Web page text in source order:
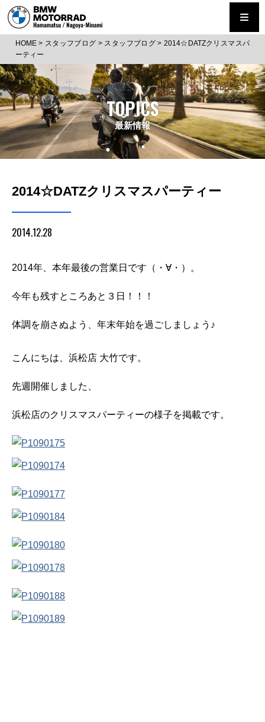
HOME > スタッフブログ > スタッフブログ > 2014☆DATZクリスマスパ
ーティー
TOPICS
最新情報
2014☆DATZクリスマスパーティー
2014.12.28
2014年、本年最後の営業日です（・∀・）。
今年も残すところあと３日！！！
体調を崩さぬよう、年末年始を過ごしましょう♪
こんにちは、浜松店 大竹です。
先週開催しました、
浜松店のクリスマスパーティーの様子を掲載です。